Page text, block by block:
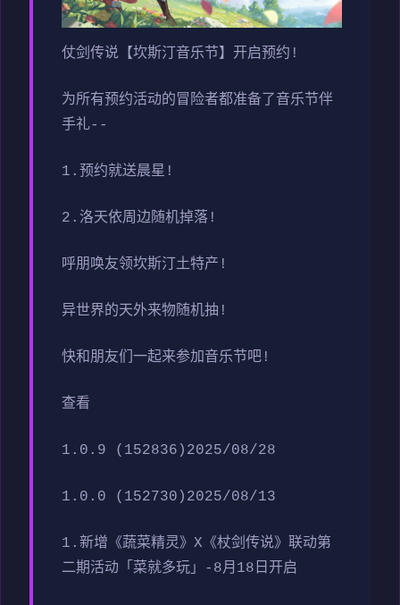
仗剑传说【坎斯汀音乐节】开启预约!
为所有预约活动的冒险者都准备了音乐节伴
手礼--
1.预约就送晨星!
2.洛天依周边随机掉落!
呼朋唤友领坎斯汀土特产!
异世界的天外来物随机抽!
快和朋友们一起来参加音乐节吧!
查看
1.0.9 (152836)2025/08/28
1.0.0 (152730)2025/08/13
1.新增《蔬菜精灵》X《杖剑传说》联动第
二期活动「菜就多玩」-8月18日开启